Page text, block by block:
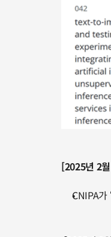
[2025년 2
CNIPA가